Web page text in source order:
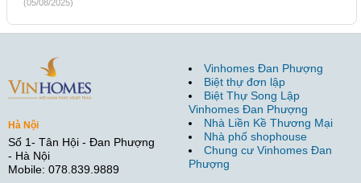
(05/08/2025)
Hà Nội
Số 1- Tân Hội - Đan Phượng
- Hà Nội
Mobile: 078.839.9889
Vinhomes Đan Phượng
Biệt thự đơn lập
Biệt Thự Song Lập
Vinhomes Đan Phượng
Nhà Liền Kề Thương Mại
Nhà phố shophouse
Chung cư Vinhomes Đan
Phượng